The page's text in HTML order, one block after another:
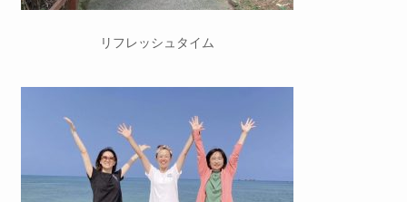
リフレッシュタイム